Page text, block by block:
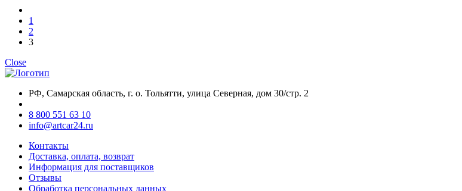
1
2
3
Close
РФ, Самарская область, г. о. Тольятти, улица Северная, дом 30/стр. 2
8 800 551 63 10
info@artcar24.ru
Контакты
Доставка, оплата, возврат
Информация для поставщиков
Отзывы
Обработка персональных данных